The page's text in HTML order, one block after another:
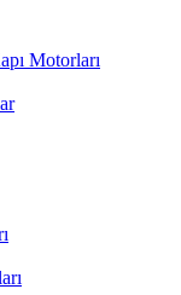
Motorları